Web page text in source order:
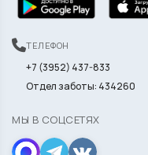
ТЕЛЕФОН
+7 (3952) 437-833
Отдел заботы: 434260
МЫ В СОЦСЕТЯХ